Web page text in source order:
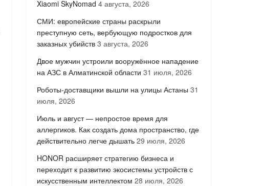
Xiaomi SkyNomad 4 августа, 2026
СМИ: европейские страны раскрыли
преступную сеть, вербующую подростков для
заказных убийств 3 августа, 2026
Двое мужчин устроили вооружённое нападение
на АЗС в Алматинской области 31 июля, 2026
Роботы-доставщики вышли на улицы Астаны 31
июля, 2026
Июль и август — непростое время для
аллергиков. Как создать дома пространство, где
действительно легче дышать 29 июля, 2026
HONOR расширяет стратегию бизнеса и
переходит к развитию экосистемы устройств с
искусственным интеллектом 28 июля, 2026